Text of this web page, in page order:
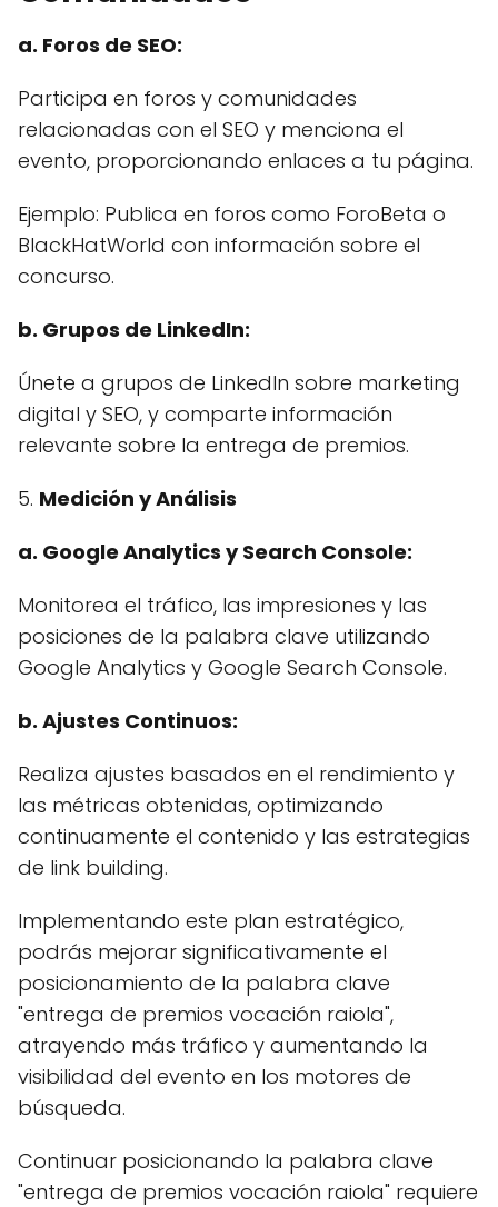
a. Foros de SEO:
Participa en foros y comunidades
relacionadas con el SEO y menciona el
evento, proporcionando enlaces a tu página.
Ejemplo: Publica en foros como ForoBeta o
BlackHatWorld con información sobre el
concurso.
b. Grupos de LinkedIn:
Únete a grupos de LinkedIn sobre marketing
digital y SEO, y comparte información
relevante sobre la entrega de premios.
5. Medición y Análisis
a. Google Analytics y Search Console:
Monitorea el tráfico, las impresiones y las
posiciones de la palabra clave utilizando
Google Analytics y Google Search Console.
b. Ajustes Continuos:
Realiza ajustes basados en el rendimiento y
las métricas obtenidas, optimizando
continuamente el contenido y las estrategias
de link building.
Implementando este plan estratégico,
podrás mejorar significativamente el
posicionamiento de la palabra clave
"entrega de premios vocación raiola",
atrayendo más tráfico y aumentando la
visibilidad del evento en los motores de
búsqueda.
Continuar posicionando la palabra clave
"entrega de premios vocación raiola" requiere